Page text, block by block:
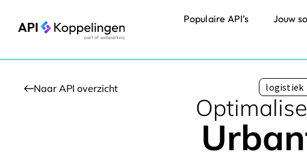
naar
Populaire API’s Jouw
Naar API overzicht logistiek